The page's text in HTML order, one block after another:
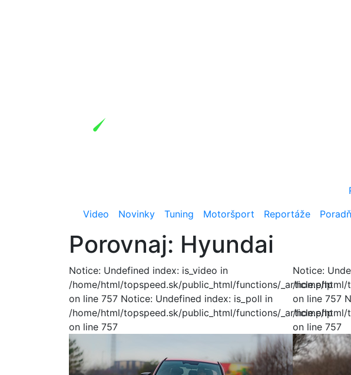
Video
Novinky Tuning Motoršport Reportáže
Porovnaj: Hyundai
Notice: Undefined index: is_video in
/home/html/topspeed.sk/public_html/functions/_article.php
on line 757 Notice: Undefined index: is_poll in
/home/html/topspeed.sk/public_html/functions/_article.php
on line 757
Notice:
/home/html/
on line 757
/home/html/
on line 757